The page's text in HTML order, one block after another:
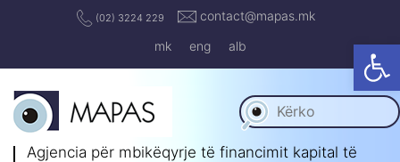
(02) 3224 229
contact@mapas.mk
mk
eng alb
Agjencia për mbikëqyrje të financimit kapital të